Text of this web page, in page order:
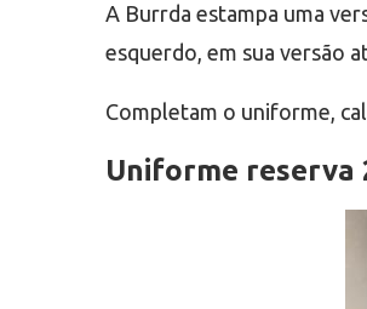
A Burrda estampa uma
esquerdo, em sua versão
Completam o uniforme,
Uniforme reserva